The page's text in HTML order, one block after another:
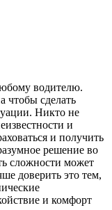
водителю.
чтобы сделать
Никто не
и
и получить
решение во
сложности может
доверить это тем,
и комфорт